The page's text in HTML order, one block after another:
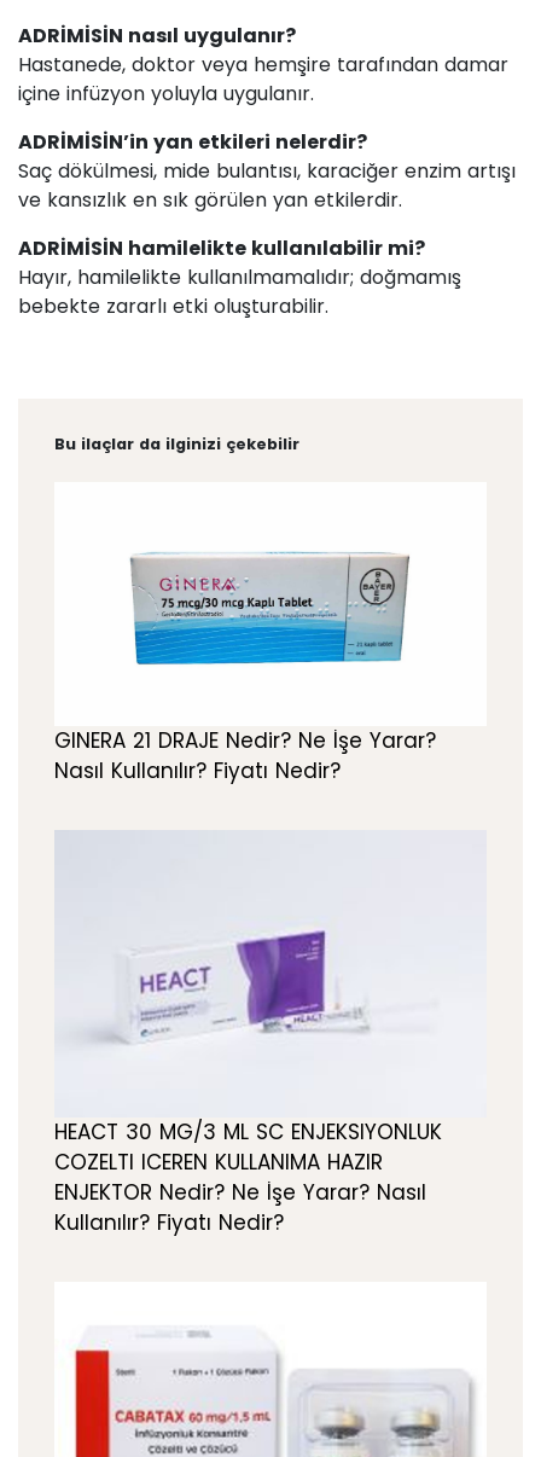
ADRİMİSİN nasıl uygulanır?
Hastanede, doktor veya hemşire tarafından damar
içine infüzyon yoluyla uygulanır.
ADRİMİSİN’in yan etkileri nelerdir?
Saç dökülmesi, mide bulantısı, karaciğer enzim artışı
ve kansızlık en sık görülen yan etkilerdir.
ADRİMİSİN hamilelikte kullanılabilir mi?
Hayır, hamilelikte kullanılmamalıdır; doğmamış
bebekte zararlı etki oluşturabilir.
Bu ilaçlar da ilginizi çekebilir
GINERA 21 DRAJE Nedir? Ne İşe Yarar?
Nasıl Kullanılır? Fiyatı Nedir?
HEACT 30 MG/3 ML SC ENJEKSIYONLUK
COZELTI ICEREN KULLANIMA HAZIR
ENJEKTOR Nedir? Ne İşe Yarar? Nasıl
Kullanılır? Fiyatı Nedir?